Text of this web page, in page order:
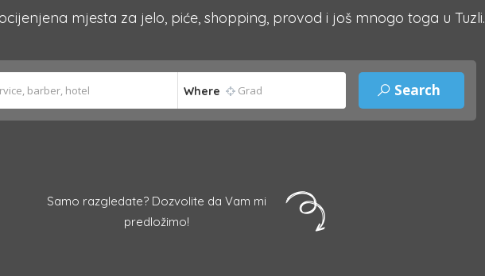
mjesta za jelo, piće, shopping, provod i još mnogo toga u Tuzli.
Where
Samo razgledate? Dozvolite da Vam mi
predložimo!